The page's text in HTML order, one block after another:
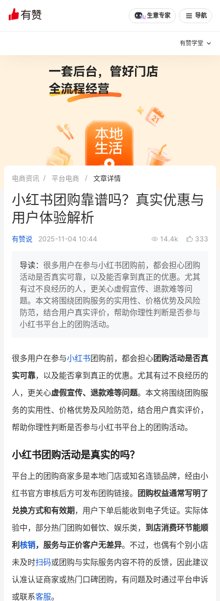
生意专家 导航
有赞学堂
增长方法
有赞专家说
新零售最佳实践
面对面聊增长
新零售大会
增长产品指南
智库 产品场景库
产品更新动态
品牌消费观
新零售资讯
培训课程
商家社区 社群交流
合作共进
认证服务商 设计服务商
有赞云
文章 问诊 分享
电商资讯 平台电商 文章详情
小红书团购靠谱吗？真实优惠与
用户体验解析
有赞说 2025-11-04 10:44 14.4k 333
导读： 很多用户在参与小红书团购前，都会担心团购
活动是否真实可靠，以及能否拿到真正的优惠。尤其
有过不良经历的人，更关心虚假宣传、退款难等问
题。本文将围绕团购服务的实用性、价格优势及风险
防范，结合用户真实评价，帮助你理性判断是否参与
小红书平台上的团购活动。
很多用户在参与小红书团购前，都会担心团购活动是否真
实可靠，以及能否拿到真正的优惠。尤其有过不良经历的
人，更关心虚假宣传、退款难等问题。本文将围绕团购服
务的实用性、价格优势及风险防范，结合用户真实评价，
帮助你理性判断是否参与小红书平台上的团购活动。
小红书团购活动是真实的吗？
平台上的团购商家多是本地门店或知名连锁品牌，经由小
红书官方审核后方可发布团购链接。
团购权益通常写明了
兑换方式和有效期 ，用户下单后能收到电子凭证。实际体
验中，部分热门团购如餐饮、娱乐类， 到店消费环节能顺
利 核销，服务与正价客户无差异。不过，也偶有个别小店
未及时扫码或团购与实际服务内容不符的反馈，因此建议
认准认证商家或热门口碑团购，有问题及时通过平台申诉
或联系客服。